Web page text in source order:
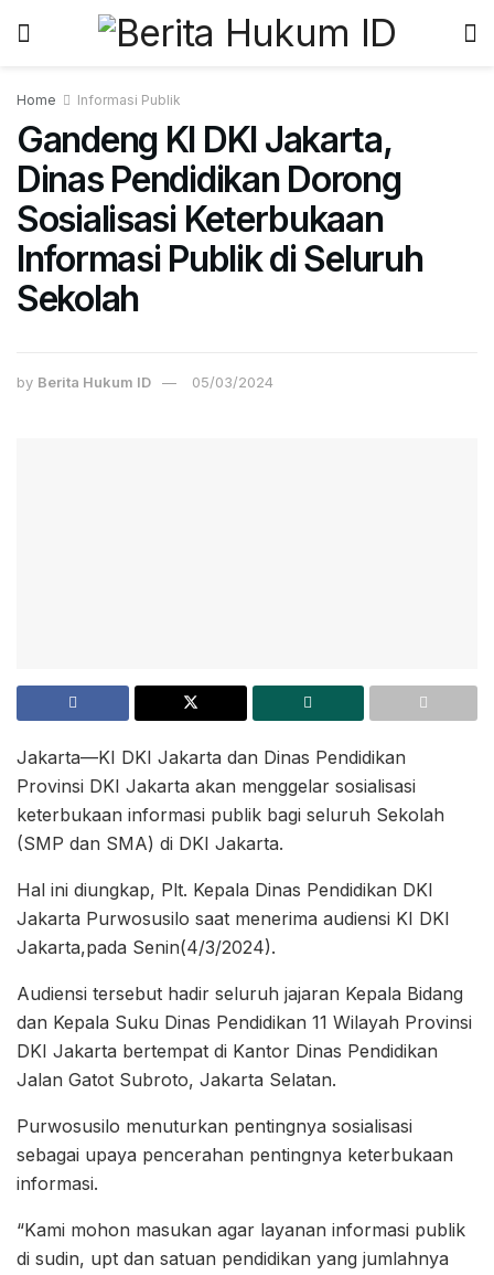
Home Informasi Publik
Gandeng KI DKI Jakarta,
Dinas Pendidikan Dorong
Sosialisasi Keterbukaan
Informasi Publik di Seluruh
Sekolah
by Berita Hukum ID 05/03/2024
Jakarta—KI DKI Jakarta dan Dinas Pendidikan
Provinsi DKI Jakarta akan menggelar sosialisasi
keterbukaan informasi publik bagi seluruh Sekolah
(SMP dan SMA) di DKI Jakarta.
Hal ini diungkap, Plt. Kepala Dinas Pendidikan DKI
Jakarta Purwosusilo saat menerima audiensi KI DKI
Jakarta,pada Senin(4/3/2024).
Audiensi tersebut hadir seluruh jajaran Kepala Bidang
dan Kepala Suku Dinas Pendidikan 11 Wilayah Provinsi
DKI Jakarta bertempat di Kantor Dinas Pendidikan
Jalan Gatot Subroto, Jakarta Selatan.
Purwosusilo menuturkan pentingnya sosialisasi
sebagai upaya pencerahan pentingnya keterbukaan
informasi.
“Kami mohon masukan agar layanan informasi publik
di sudin, upt dan satuan pendidikan yang jumlahnya